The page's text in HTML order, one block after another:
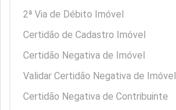
2ª Via de Débito Imóvel
Certidão de Cadastro Imóvel
Certidão Negativa de Imóvel
Validar Certidão Negativa de Imóvel
Certidão Negativa de Contribuinte